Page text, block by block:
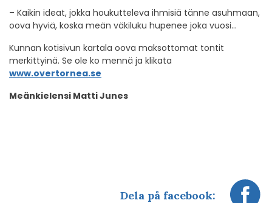
– Kaikin ideat, jokka houkutteleva ihmisiä tänne asuhmaan,
oova hyviä, koska meän väkiluku hupenee joka vuosi…
Kunnan kotisivun kartala oova maksottomat tontit
merkittyinä. Se ole ko mennä ja klikata
www.overtornea.se
Meänkielensi Matti Junes
Dela på facebook: